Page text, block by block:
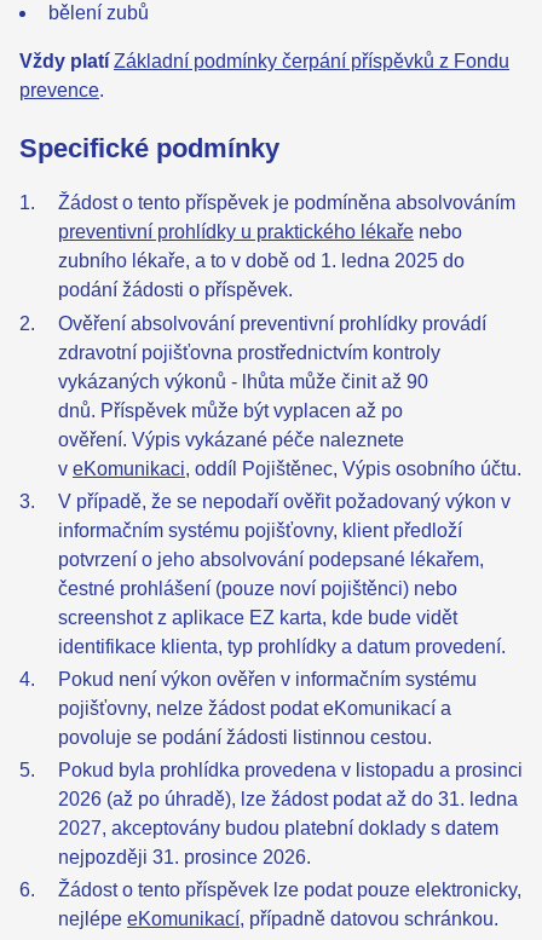
bělení zubů
Vždy platí Základní podmínky čerpání příspěvků z Fondu
prevence.
Specifické podmínky
Žádost o tento příspěvek je podmíněna absolvováním
preventivní prohlídky u praktického lékaře nebo
zubního lékaře, a to v době od 1. ledna 2025 do
podání žádosti o příspěvek.
Ověření absolvování preventivní prohlídky provádí
zdravotní pojišťovna prostřednictvím kontroly
vykázaných výkonů - lhůta může činit až 90
dnů. Příspěvek může být vyplacen až po
ověření. Výpis vykázané péče naleznete
v eKomunikaci, oddíl Pojištěnec, Výpis osobního účtu.
V případě, že se nepodaří ověřit požadovaný výkon v
informačním systému pojišťovny, klient předloží
potvrzení o jeho absolvování podepsané lékařem,
čestné prohlášení (pouze noví pojištěnci) nebo
screenshot z aplikace EZ karta, kde bude vidět
identifikace klienta, typ prohlídky a datum provedení.
Pokud není výkon ověřen v informačním systému
pojišťovny, nelze žádost podat eKomunikací a
povoluje se podání žádosti listinnou cestou.
Pokud byla prohlídka provedena v listopadu a prosinci
2026 (až po úhradě), lze žádost podat až do 31. ledna
2027, akceptovány budou platební doklady s datem
nejpozději 31. prosince 2026.
Žádost o tento příspěvek lze podat pouze elektronicky,
nejlépe eKomunikací, případně datovou schránkou.